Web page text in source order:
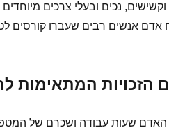
נכים ובעלי צרכים
אנשים רבים שעברו קורסים
הזכויות המתאימות
שעות עבודה ושכרם של